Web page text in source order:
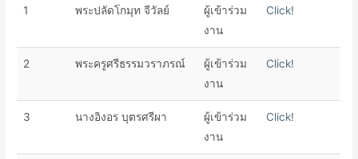
1 พระปลัดโกมุท จีวัลย์
ผู้เข้าร่วม
งาน
Click!
2 พระครูศรีธรรมวราภรณ์
ผู้เข้าร่วม
งาน
Click!
3 นางอิงอร บุตรศรีผา
ผู้เข้าร่วม
งาน
Click!